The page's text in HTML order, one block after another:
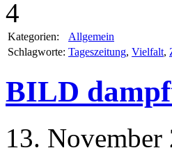
4
Kategorien:
Allgemein
Schlagworte: Tageszeitung, Vielfalt,
BILD
13. November